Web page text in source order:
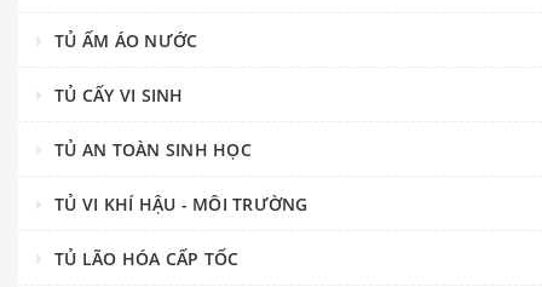
TỦ ẤM ÁO NƯỚC
TỦ CẤY VI SINH
TỦ AN TOÀN SINH HỌC
TỦ VI KHÍ HẬU - MÔI TRƯỜNG
TỦ LÃO HÓA CẤP TỐC